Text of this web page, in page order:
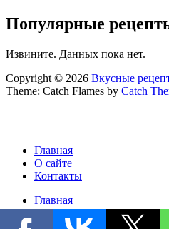
Популярные
Извините. Данных пока нет.
Copyright © 2026 Вкусные
Theme: Catch Flames by Catch
Главная
О сайте
Контакты
Главная
О сайте
Контакты